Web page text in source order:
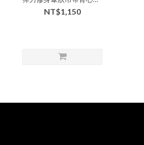
xxx-311401▶
NT$1,150